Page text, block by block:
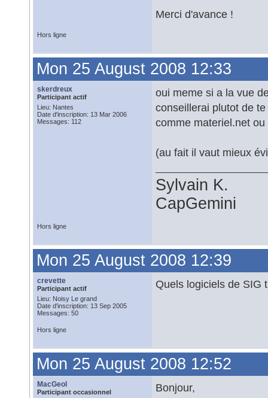
Merci d'avance !
Hors ligne
Mon 25 August 2008 12:33
skerdreux
Participant actif
Lieu: Nantes
Date d'inscription: 13 Mar 2006
Messages: 112
oui meme si a la vue
conseillerai plutot de
comme materiel.net
(au fait il vaut mieux
Sylvain K.
CapGemini
Hors ligne
Mon 25 August 2008 12:39
crevette
Participant actif
Lieu: Noisy Le grand
Date d'inscription: 13 Sep 2005
Messages: 50
Quels logiciels de SIG
Hors ligne
Mon 25 August 2008 12:52
MacGeol
Participant occasionnel
Bonjour,